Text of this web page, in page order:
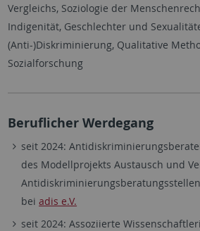
Vergleichs, Soziologie der
Indigenität, Geschlechter und
(Anti-)Diskriminierung, Qualitative
Sozialforschung
Beruflicher Werdegang
seit 2024:
des Modellprojekts Austausch und
beiadis e.V.
seit 2024: Assoziierte